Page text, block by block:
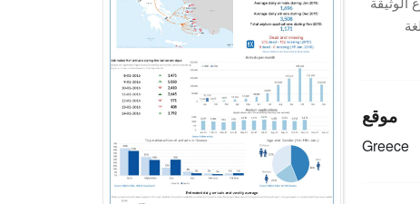
موقع
Greece